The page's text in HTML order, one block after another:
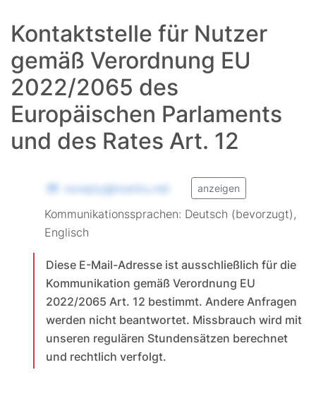
Kontaktstelle für Nutzer
gemäß Verordnung EU
2022/2065 des
Europäischen Parlaments
und des Rates Art. 12
noreply@manitu.net anzeigen
Kommunikationssprachen: Deutsch (bevorzugt),
Englisch
Diese E-Mail-Adresse ist ausschließlich für die
Kommunikation gemäß Verordnung EU
2022/2065 Art. 12 bestimmt. Andere Anfragen
werden nicht beantwortet. Missbrauch wird mit
unseren regulären Stundensätzen berechnet
und rechtlich verfolgt.